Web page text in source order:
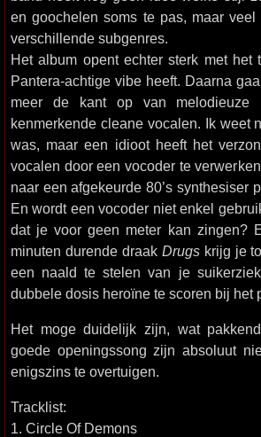
en goochelen soms te pas, maar
verschillende subgenres.
Het album opent echter sterk met het
Pantera-achtige vibe heeft. Daarna
meer de kant op van melodieuze
kenmerkende cleane vocalen. Ik weet
was, maar een idioot heeft het
vocalen door een vocoder te
naar een afgekeurde 80’s synthesiser
En wordt een vocoder niet enkel
dat je voor geen meter kan zingen?
minuten durende draak Drugskrijg je
een naald te stelen van je
dubbele dosis heroïne te scoren bij het
Het moge duidelijk zijn, wat
goede openingssong zijn absoluut
enigszins te overtuigen.
Tracklist:
1. Circle Of Demons